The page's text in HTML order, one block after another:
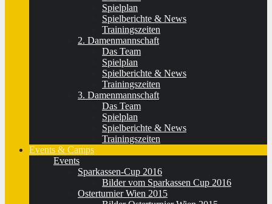
Spielplan
Spielberichte & News
Trainingszeiten
2. Damenmannschaft
Das Team
Spielplan
Spielberichte & News
Trainingszeiten
3. Damenmannschaft
Das Team
Spielplan
Spielberichte & News
Trainingszeiten
Events & Camps
Events
Sparkassen-Cup 2016
Bilder vom Sparkassen Cup 2016
Osterturnier Wien 2015